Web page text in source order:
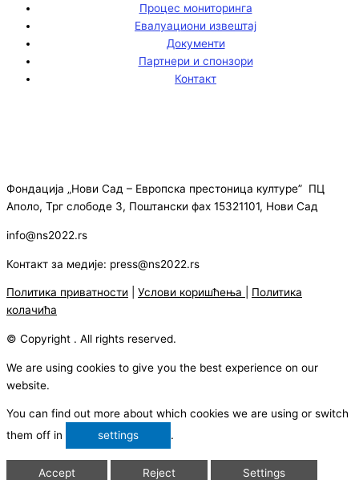
Процес мониторинга
Евалуациони извештај
Документи
Партнери и спонзори
Контакт
Фондација „Нови Сад – Европска престоница културе” ПЦ
Аполо, Трг слободе 3, Поштански фах 15321101, Нови Сад
info@ns2022.rs
Контакт за медије: press@ns2022.rs
Политика приватности Услови коришћења
Политика
колачића
© Copyright . All rights reserved.
We are using cookies to give you the best experience on our
website.
You can find out more about which cookies we are using or switch
them off in
settings .
Accept Reject
Settings